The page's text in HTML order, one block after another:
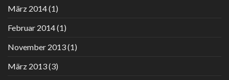
März 2014(1)
Februar 2014(1)
November 2013(1)
März 2013(3)